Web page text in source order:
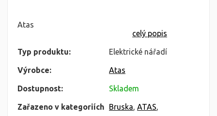
Atas
celý popis
Typ produktu: Elektrické nářadí
Výrobce: Atas
Dostupnost: Skladem
Zařazeno v kategoriích Bruska, ATAS,